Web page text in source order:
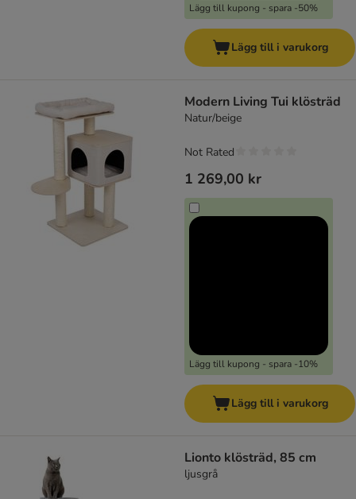
Lägg till kupong - spara -50%
Lägg till i varukorg
Modern Living Tui klösträd
Natur/beige
1 269,00 kr
Lägg till kupong - spara -10%
Not Rated
Lägg till i varukorg
Lionto klösträd, 85 cm
ljusgrå